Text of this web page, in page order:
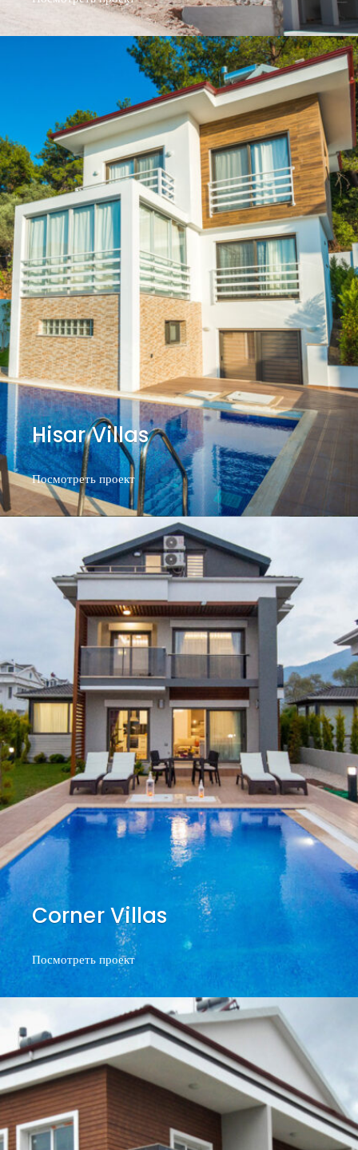
Hisar Villas
Посмотреть проектПосмотреть проект
Corner Villas
Посмотреть проектПосмотреть проект